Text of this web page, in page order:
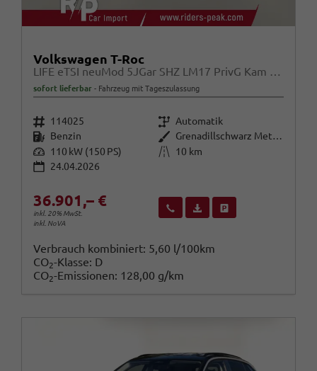
Volkswagen T-Roc
LIFE eTSI neuMod 5JGar SHZ LM17 PrivG Kam Alarm
sofort lieferbar Fahrzeug mit Tageszulassung
Fahrzeugnr. 114025 Getriebe Automatik
Kraftstoff Benzin Außenfarbe
Grenadillschwarz Metallic
Leistung 110 kW (150 PS) Kilometerstand
10 km
24.04.2026
36.901,– €
inkl. 20% MwSt.
inkl. NoVA
Wir rufen Sie anFahrzeugexposé (PDF)
Verbrauch kombiniert: 5,60 l/100km
CO2-Klasse: D
CO2-Emissionen: 128,00 g/km